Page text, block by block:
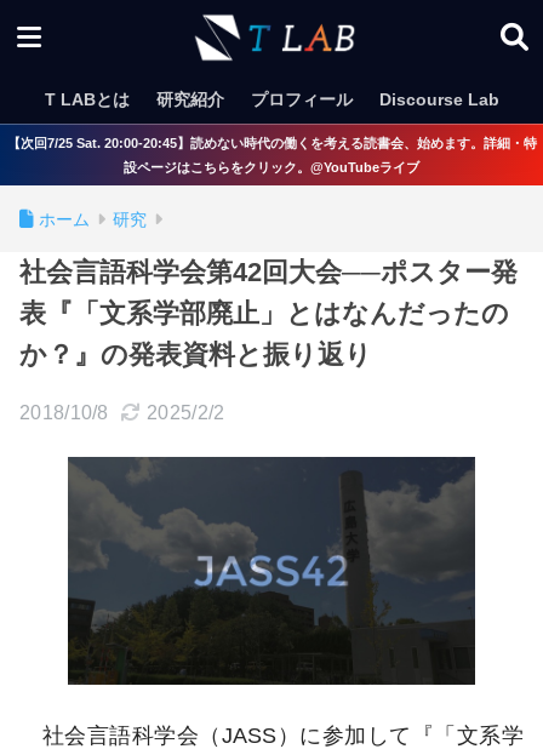
T LABとは 研究紹介 プロフィール Discourse Lab
【次回7/25 Sat. 20:00-20:45】読めない時代の働くを考える読書会、始めます。詳細・特
設ページはこちらをクリック。@YouTubeライブ
ホーム 研究
社会言語科学会第42回大会──ポスター発
表『「文系学部廃止」とはなんだったの
か？』の発表資料と振り返り
2018/10/8 2025/2/2
社会言語科学会（JASS）に参加して『「文系学